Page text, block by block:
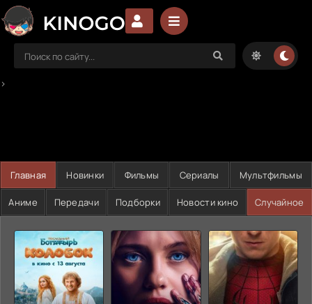
>
Главная Новинки Фильмы Сериалы Мультфильмы
Аниме Передачи Подборки Новости кино Случайное